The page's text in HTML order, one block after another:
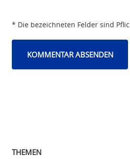
* Die bezeichneten Felder sind
THEMEN